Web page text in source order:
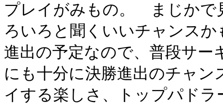
プレイがみもの。 まじか
ろいろと聞くいいチャンス
進出の予定なので、普段サ
にも十分に決勝進出のチャ
イする楽しさ、トップパド